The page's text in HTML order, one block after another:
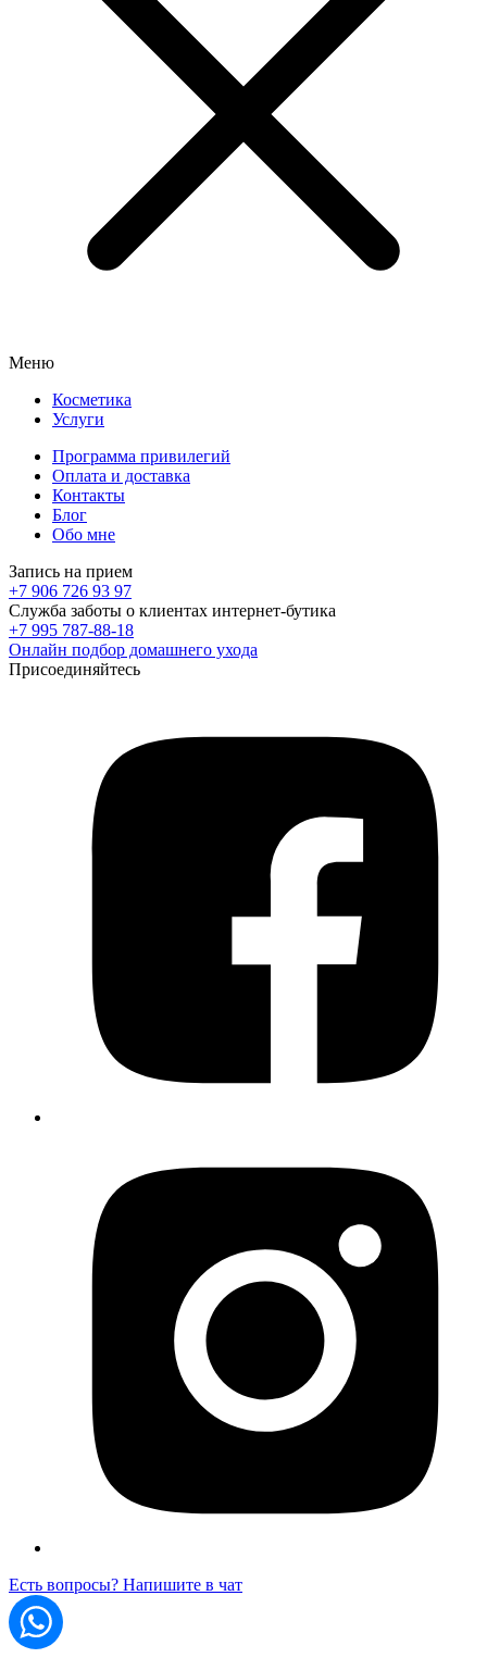
Меню
Косметика
Услуги
Программа привилегий
Оплата и доставка
Контакты
Блог
Обо мне
Запись на прием
+7 906 726 93 97
Служба заботы о клиентах интернет-бутика
+7 995 787-88-18
Онлайн подбор домашнего ухода
Присоединяйтесь
Есть вопросы? Напишите в чат